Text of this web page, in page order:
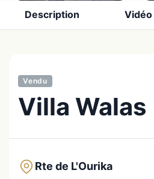
Description Vidéo
Vendu
Villa Walas
Rte de L'Ourika